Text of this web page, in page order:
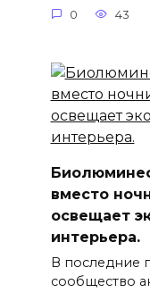
0 43
вместо
освещает
интерьера.
В последние
сообщество